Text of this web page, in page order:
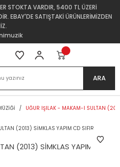
STOKTA VARDIR, 5400 TL ÜZERİ
EBAY'DE SATIŞTAKİ ÜRÜNLERİMİZDEN
ARA
UĞUR IŞILAK - MAKAM-I SULTAN
(2013) SİMKLAS YAPIM CD